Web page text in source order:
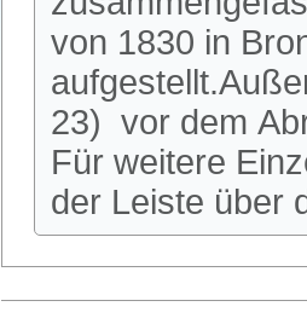
von 1830 in
23) vor dem
Für weitere
der Leiste über